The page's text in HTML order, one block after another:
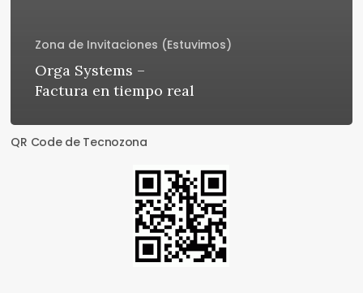
Zona de Invitaciones (Estuvimos)
Orga Systems –
Factura en tiempo real
QR Code de Tecnozona